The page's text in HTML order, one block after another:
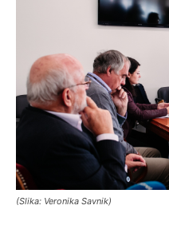
(Slika: Veronika Savnik)